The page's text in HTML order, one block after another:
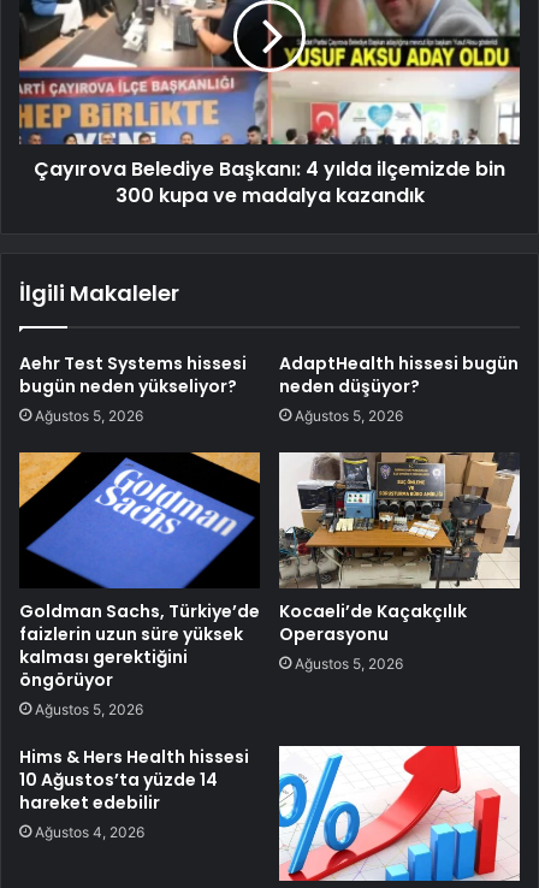
Çayırova Belediye Başkanı: 4 yılda ilçemizde bin
300 kupa ve madalya kazandık
İlgili Makaleler
Aehr Test Systems hissesi
bugün neden yükseliyor?
Ağustos 5, 2026
AdaptHealth hissesi bugün
neden düşüyor?
Ağustos 5, 2026
Goldman Sachs, Türkiye’de
faizlerin uzun süre yüksek
kalması gerektiğini
öngörüyor
Ağustos 5, 2026
Kocaeli’de Kaçakçılık
Operasyonu
Ağustos 5, 2026
Hims & Hers Health hissesi
10 Ağustos’ta yüzde 14
hareket edebilir
Ağustos 4, 2026